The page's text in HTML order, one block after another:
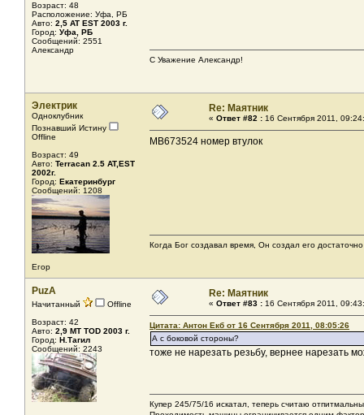
Возраст: 48
Расположение: Уфа, РБ
Авто: 2,5 AT EST 2003 г.
Город: Уфа, РБ
Сообщений: 2551
Александр
С Уважение Александр!
Электрик
Одноклубник
Познавший Истину
Offline
Возраст: 49
Авто: Terracan 2.5 AT,EST
2002г.
Город: Екатеринбург
Сообщений: 1208
Егор
Re: Маятник
« Ответ #82 : 16 Сентября 2011,
MB673524 номер втулок
Когда Бог создавал время, Он создал его достаточно
PuzA
Начитанный
Offline
Возраст: 42
Авто: 2,9 MT TOD 2003 г.
Город: Н.Тагил
Сообщений: 2243
Re: Маятник
« Ответ #83 : 16 Сентября 2011,
Цитата: Антон Екб от 16 Сентября 2011, 08:05:26
А с боковой стороны?
тоже не нарезать резьбу, вернее нарезать
Купер 245/75/16 искатал, теперь считаю